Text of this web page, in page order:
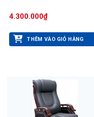
4.300.000₫
THÊM VÀO GIỎ HÀNG